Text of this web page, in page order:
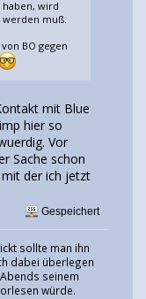
haben, wird
muß.
BO gegen
mit Blue
hier so
Vor
Sache schon
mit der ich jetzt
Gespeichert
sollte man ihn
dabei überlegen
seinem
würde.